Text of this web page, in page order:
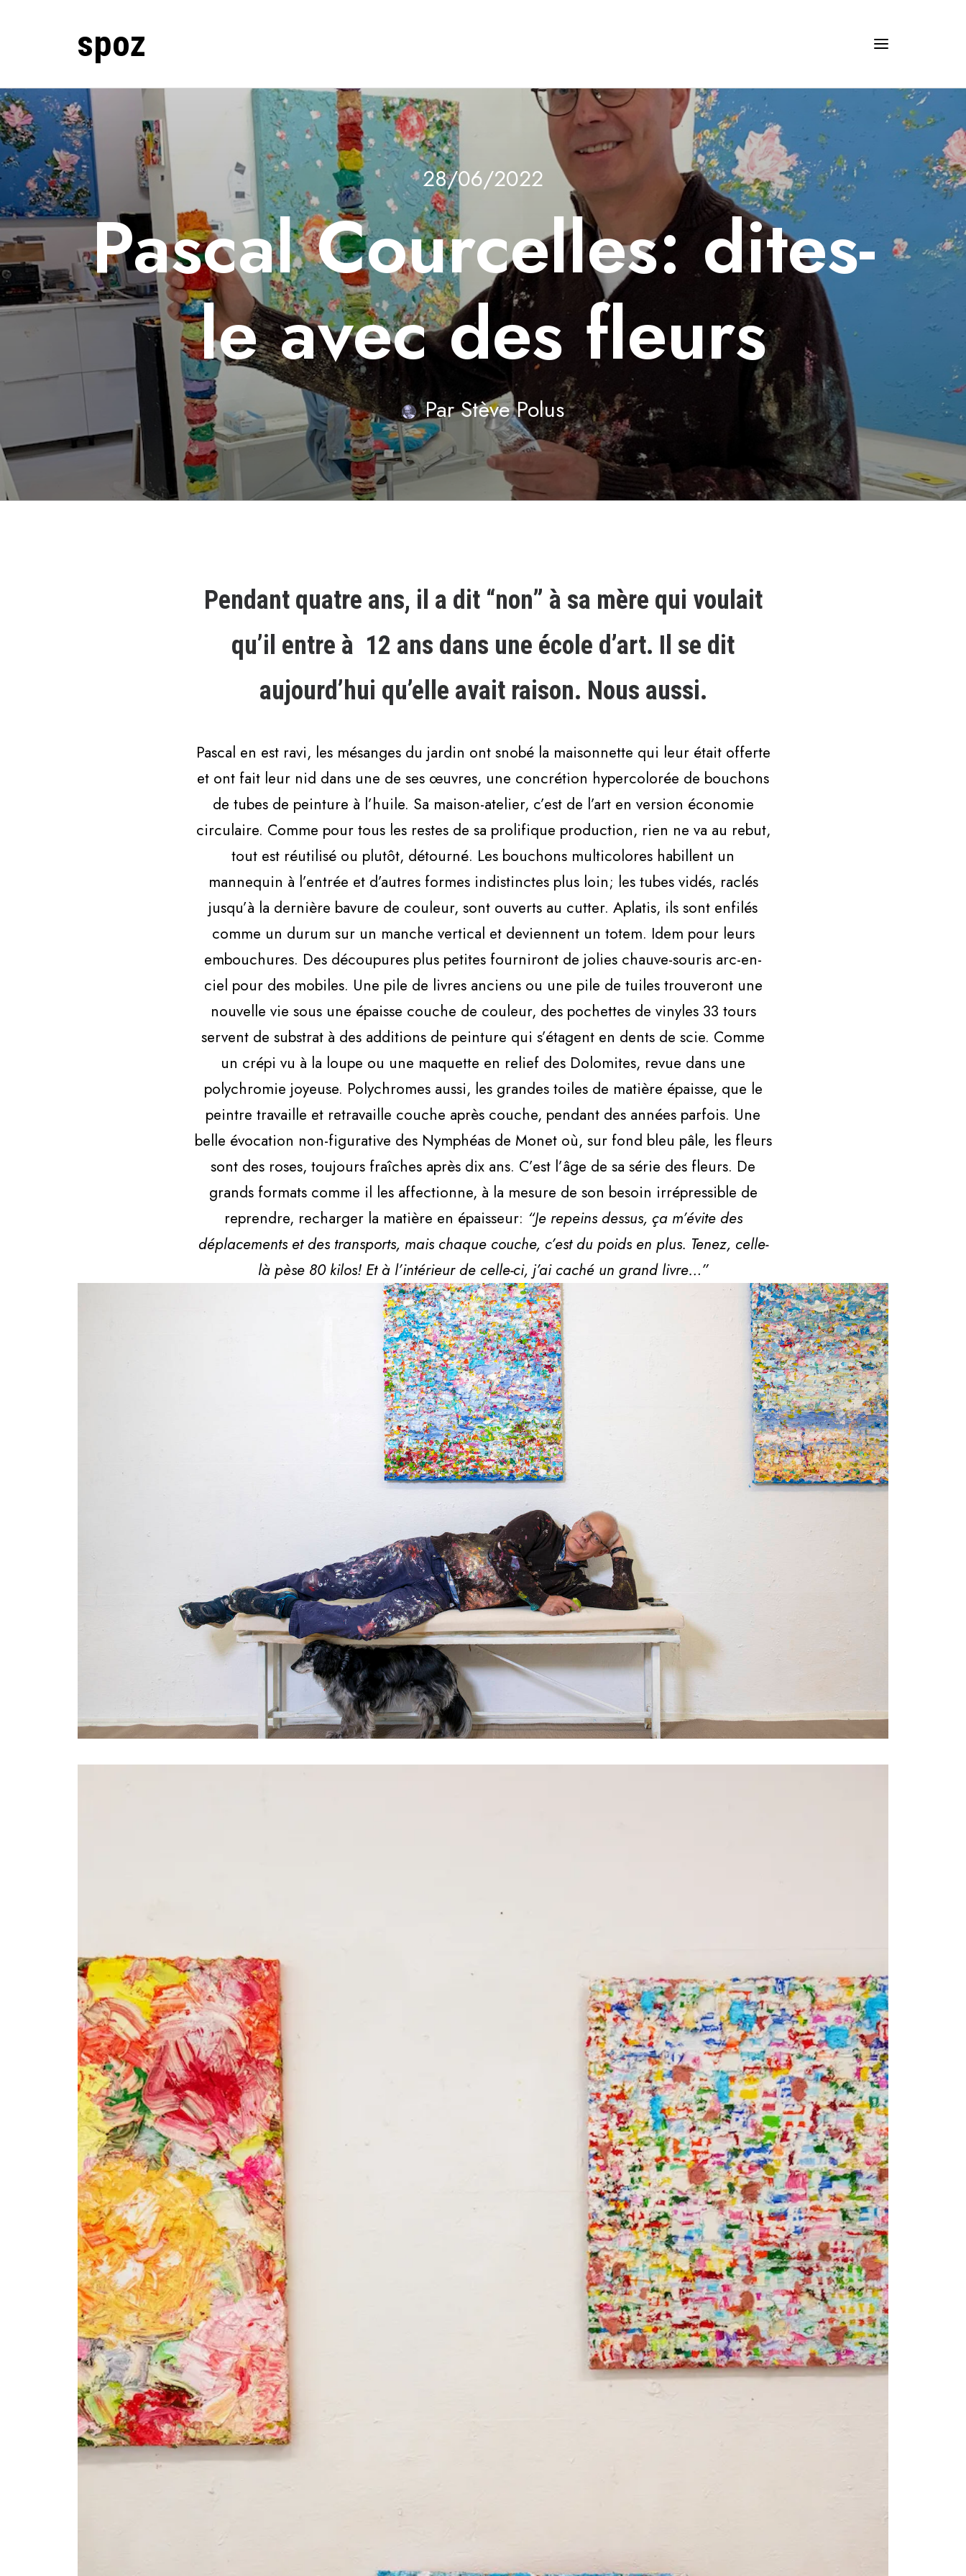
spoz
28/06/2022
Pascal Courcelles: dites-
le avec des fleurs
ParStève Polus
Pendant quatre ans, il a dit “non” à sa mère qui voulait
qu’il entre à 12 ans dans une école d’art. Il se dit
aujourd’hui qu’elle avait raison. Nous aussi.
Pascal en est ravi, les mésanges du jardin ont snobé la maisonnette qui leur était offerte
et ont fait leur nid dans une de ses œuvres, une concrétion hypercolorée de bouchons
de tubes de peinture à l’huile. Sa maison-atelier, c’est de l’art en version économie
circulaire. Comme pour tous les restes de sa prolifique production, rien ne va au rebut,
tout est réutilisé ou plutôt, détourné. Les bouchons multicolores habillent un
mannequin à l’entrée et d’autres formes indistinctes plus loin; les tubes vidés, raclés
jusqu’à la dernière bavure de couleur, sont ouverts au cutter. Aplatis, ils sont enfilés
comme un durum sur un manche vertical et deviennent un totem. Idem pour leurs
embouchures. Des découpures plus petites fourniront de jolies chauve-souris arc-en-
ciel pour des mobiles. Une pile de livres anciens ou une pile de tuiles trouveront une
nouvelle vie sous une épaisse couche de couleur, des pochettes de vinyles 33 tours
servent de substrat à des additions de peinture qui s’étagent en dents de scie. Comme
un crépi vu à la loupe ou une maquette en relief des Dolomites, revue dans une
polychromie joyeuse. Polychromes aussi, les grandes toiles de matière épaisse, que le
peintre travaille et retravaille couche après couche, pendant des années parfois. Une
belle évocation non-figurative des Nymphéas de Monet où, sur fond bleu pâle, les fleurs
sont des roses, toujours fraîches après dix ans. C’est l’âge de sa série des fleurs. De
grands formats comme il les affectionne, à la mesure de son besoin irrépressible de
reprendre, recharger la matière en épaisseur: “Je repeins dessus, ça m’évite des
déplacements et des transports, mais chaque couche, c’est du poids en plus. Tenez, celle-
là pèse 80 kilos! Et à l’intérieur de celle-ci, j’ai caché un grand livre…”